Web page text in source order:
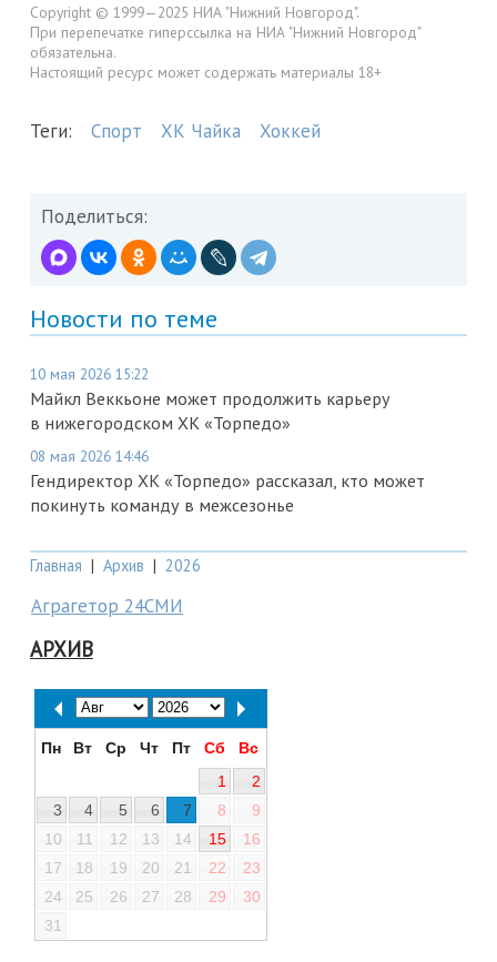
Copyright © 1999—2025 НИА "Нижний Новгород".
При перепечатке гиперссылка на НИА "Нижний Новгород"
обязательна.
Настоящий ресурс может содержать материалы 18+
Теги: Спорт ХК Чайка Хоккей
Поделиться:
Новости по теме
10 мая 2026 15:22
Майкл Веккьоне может продолжить карьеру
в нижегородском ХК «Торпедо»
08 мая 2026 14:46
Гендиректор ХК «Торпедо» рассказал, кто может
покинуть команду в межсезонье
Главная | Архив | 2026
Аграгетор 24СМИ
АРХИВ
Пн Вт Ср Чт Пт Сб
Вс
1
2
3
4 5 6 7 8
9
10
11 12 13 14 15
16
17
18 19 20 21 22
23
24
25 26 27 28 29
30
31